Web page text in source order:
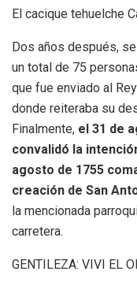
El cacique tehuelche
Dos años después,
un total de 75
que fue enviado al
donde reiteraba su
Finalmente, el 31 de
convalidó la
agosto de 1755
creación de San
la mencionada
carretera.
GENTILEZA: VIVI EL